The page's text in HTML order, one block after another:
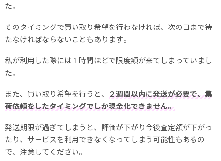
た。
そのタイミングで買い取り希望を行わなければ、次の日まで待
たなければならないこともあります。
私が利用した際には１時間ほどで限度額が来てしまっていまし
た。
また、買い取り希望を行うと、 ２週間以内に発送が必要で、集
荷依頼をしたタイミングでしか現金化できません。
発送期限が過ぎてしまうと、評価が下がり今後査定額が下がっ
たり、サービスを利用できなくなってしまう可能性もあるの
で、注意してください。